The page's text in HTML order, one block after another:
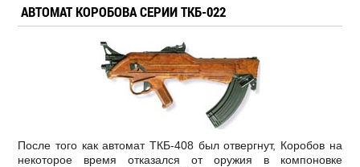
АВТОМАТ КОРОБОВА СЕРИИ ТКБ-022
После того как автомат ТКБ-408 был отвергнут, Коробов на
некоторое время отказался от оружия в компоновке